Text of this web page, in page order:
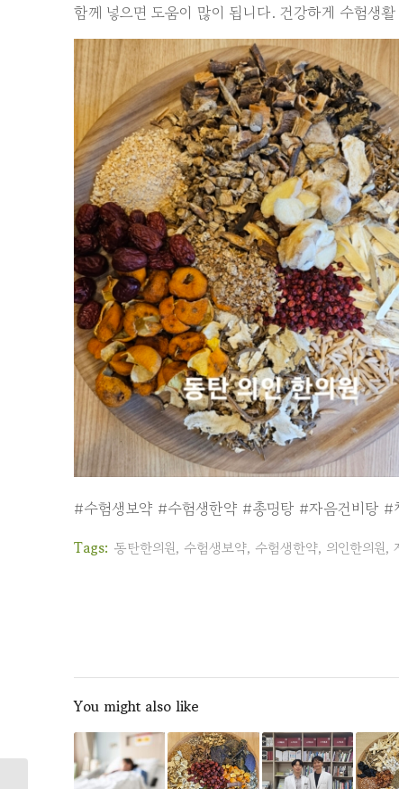
함께 넣으면 도움이 많이 됩니다. 건강하게 수험생
#수험생보약 #수험생한약 #총명탕 #자음건비탕 #
Tags: 동탄한의원, 수험생보약, 수험생한약, 의인한의원,
You might also like